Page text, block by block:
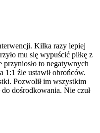
Kilka razy lepiej
mu się wypuścić piłkę z
przyniosło to negatywnych
1:1 źle ustawił obrońców.
Pozwolił im wszystkim
dośrodkowania. Nie czuł